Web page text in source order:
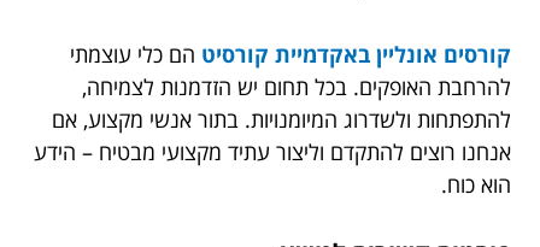
קורסים אונליין באקדמיית קורסיט הם כלי עוצמתי
להרחבת האופקים. בכל תחום יש הזדמנות לצמיחה,
להתפתחות ולשדרוג המיומנויות. בתור אנשי מקצוע, אם
אנחנו רוצים להתקדם וליצור עתיד מקצועי מבטיח – הידע
הוא כוח.